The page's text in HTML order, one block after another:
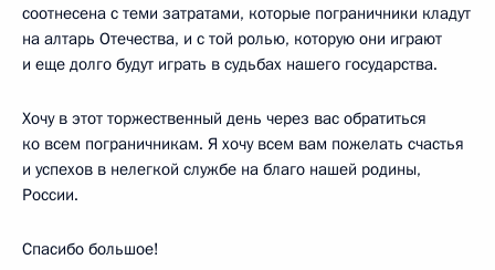
соотнесена с теми затратами, которые пограничники кладут
на алтарь Отечества, и с той ролью, которую они играют
и еще долго будут играть в судьбах нашего государства.
Хочу в этот торжественный день через вас обратиться
ко всем пограничникам. Я хочу всем вам пожелать счастья
и успехов в нелегкой службе на благо нашей родины,
России.
Спасибо большое!